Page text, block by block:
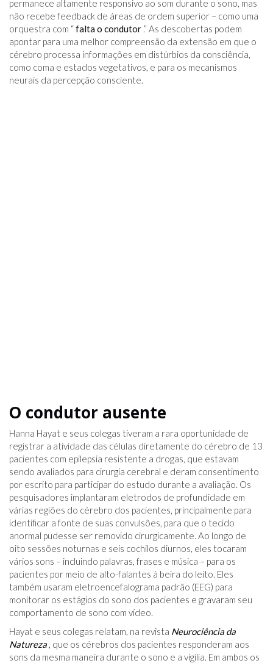
permanece altamente responsivo ao som durante o sono, mas
não recebe feedback de áreas de ordem superior – como uma
orquestra com “falta o condutor .” As descobertas podem
apontar para uma melhor compreensão da extensão em que o
cérebro processa informações em distúrbios da consciência,
como coma e estados vegetativos, e para os mecanismos
neurais da percepção consciente.
O condutor ausente
Hanna Hayat e seus colegas tiveram a rara oportunidade de
registrar a atividade das células diretamente do cérebro de 13
pacientes com epilepsia resistente a drogas, que estavam
sendo avaliados para cirurgia cerebral e deram consentimento
por escrito para participar do estudo durante a avaliação. Os
pesquisadores implantaram eletrodos de profundidade em
várias regiões do cérebro dos pacientes, principalmente para
identificar a fonte de suas convulsões, para que o tecido
anormal pudesse ser removido cirurgicamente. Ao longo de
oito sessões noturnas e seis cochilos diurnos, eles tocaram
vários sons – incluindo palavras, frases e música – para os
pacientes por meio de alto-falantes à beira do leito. Eles
também usaram eletroencefalograma padrão (EEG) para
monitorar os estágios do sono dos pacientes e gravaram seu
comportamento de sono com vídeo.
Hayat e seus colegas relatam, na revista Neurociência da
Natureza , que os cérebros dos pacientes responderam aos
sons da mesma maneira durante o sono e a vigília. Em ambos os